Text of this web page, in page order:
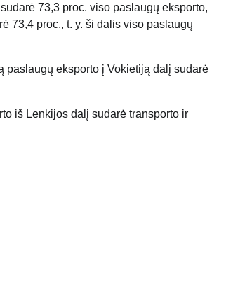
73,3 proc. viso paslaugų eksporto,
73,4 proc., t. y. ši dalis viso paslaugų
paslaugų eksporto į Vokietiją dalį sudarė
iš Lenkijos dalį sudarė transporto ir